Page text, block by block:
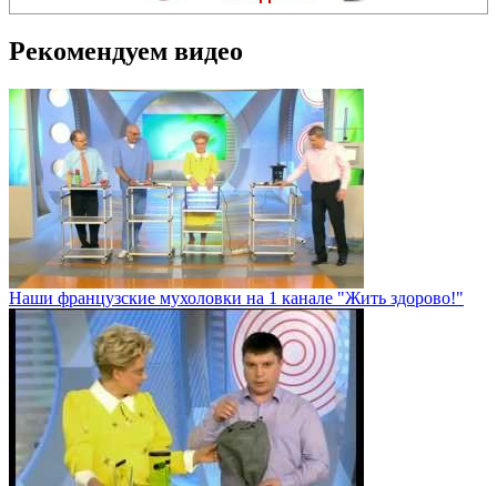
Рекомендуем видео
Наши французские мухоловки на 1 канале "Жить здорово!"